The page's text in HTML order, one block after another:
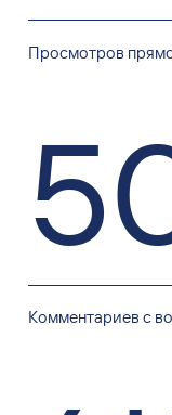
Просмотров
Комментариев с